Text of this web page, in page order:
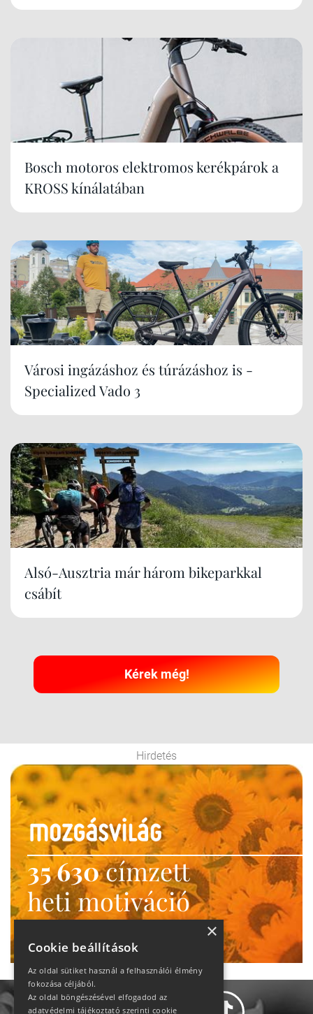
Bosch motoros elektromos kerékpárok a
KROSS kínálatában
Városi ingázáshoz és túrázáshoz is -
Specialized Vado 3
Alsó-Ausztria már három bikeparkkal
csábít
Kérek még!
Hirdetés
35 630címzett
heti motiváció
Ne maradj le!
×
Cookie beállítások
Az oldal sütiket használ a felhasználói élmény
fokozása céljából.
Az oldal böngészésével elfogadod az
adatvédelmi tájékoztató szerinti cookie